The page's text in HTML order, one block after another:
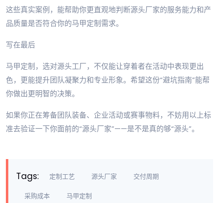
这些真实案例，能帮助你更直观地判断源头厂家的服务能力和产
品质量是否符合你的马甲定制需求。
写在最后
马甲定制，选对源头工厂，不仅能让穿着者在活动中表现更出
色，更能提升团队凝聚力和专业形象。希望这份“避坑指南”能帮
你做出更明智的决策。
如果你正在筹备团队装备、企业活动或赛事物料，不妨用以上标
准去验证一下你面前的“源头厂家”——是不是真的够“源头”。
Tags: 定制工艺 源头厂家 交付周期
采购成本 马甲定制